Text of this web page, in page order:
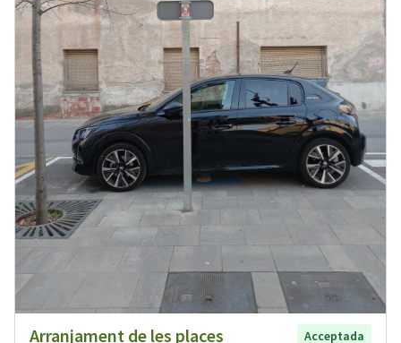
Arranjament de les places
Acceptada